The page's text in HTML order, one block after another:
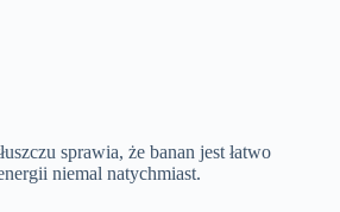
sprawia, że banan jest łatwo
niemal natychmiast.